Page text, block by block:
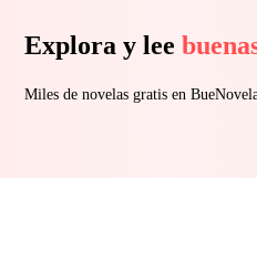
Explora y lee
Miles de novelas gratis en